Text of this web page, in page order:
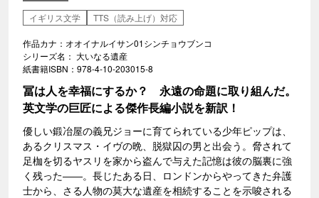
イギリス文学
TTS（読み上げ）対応
作品カナ：オオイナルイサン01シンチョウブンコ
シリーズ名： 大いなる遺産
紙書籍ISBN：978-4-10-203015-8
冨は人を幸福にするか？ 永遠の命題に取り組んだ。
英文学の巨匠による傑作長編小説を新訳！
優しい鍛冶屋の義兄ジョーに育てられている少年ピップは、
あるクリスマス・イヴの晩、脱獄囚の男と出会う。脅されて
足枷を切るヤスリを家から盗んで与えた記憶は彼の脳裏に強
く残った――。長じたある日、ロンドンからやってきた弁護
士から、さる人物の莫大な遺産を相続することを示唆される